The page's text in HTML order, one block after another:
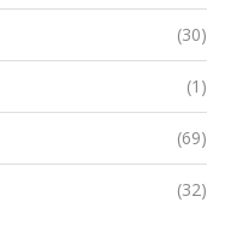
(30)
(1)
(69)
(32)